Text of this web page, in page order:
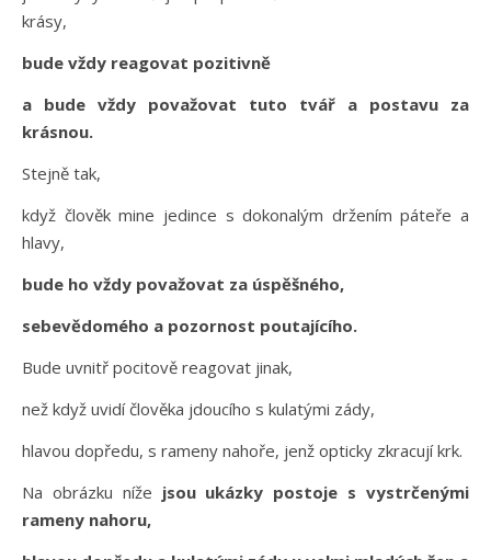
krásy,
bude vždy reagovat pozitivně
a bude vždy považovat tuto tvář a postavu za
krásnou.
Stejně tak,
když člověk mine jedince s dokonalým držením páteře a
hlavy,
bude ho vždy považovat za úspěšného,
sebevědomého a pozornost poutajícího.
Bude uvnitř pocitově reagovat jinak,
než když uvidí člověka jdoucího s kulatými zády,
hlavou dopředu, s rameny nahoře, jenž opticky zkracují krk.
Na obrázku níže jsou ukázky postoje s vystrčenými
rameny nahoru,